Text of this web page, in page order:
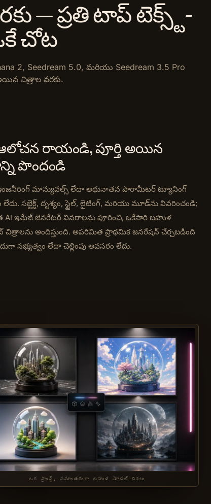
— ప్రతి టాప్ టెక్స్ట్-
చోట
2, Seedream 5.0, మరియు Seedream 3.5 Pro
చిత్రాల వరకు.
రాయండి, పూర్తి అయిన
పొందండి
ఇంజనీరింగ్ మాన్యువల్స్ లేదా అధునాతన పారామీటర్ ట్యూనింగ్
సబ్జెక్ట్, దృశ్యం, స్టైల్, లైటింగ్, మరియు మూడ్‌ను వివరించండి;
ఇమేజ్ జెనరేటర్ వివరాలను పూరించి, ఒకేసారి బహుళ
చిత్రాలను అందిస్తుంది. అపరిమిత ప్రాథమిక జనరేషన్ చేర్చబడింది
సభ్యత్వం లేదా చెల్లింపు అవసరం లేదు.
ఒక ప్రాంప్ట్, సమాంతరంగా బహుళ మోడల్ దిశలు